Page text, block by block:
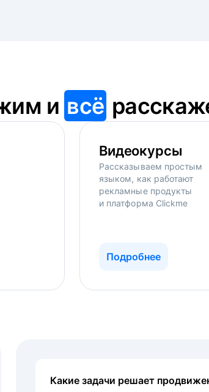
и всё
Видеокурсы
Рассказываем простым
языком, как работают
рекламные продукты
и платформа Clickme
Подробнее
Какие задачи решает